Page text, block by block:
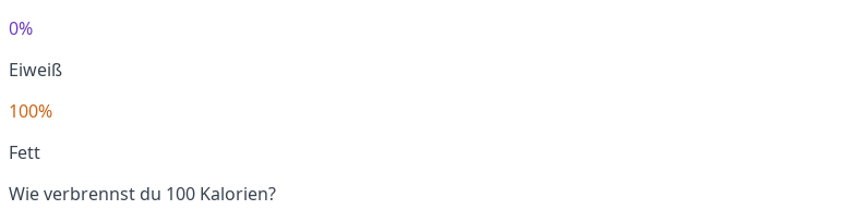
0%
Eiweiß
100%
Fett
Wie verbrennst du 100 Kalorien?